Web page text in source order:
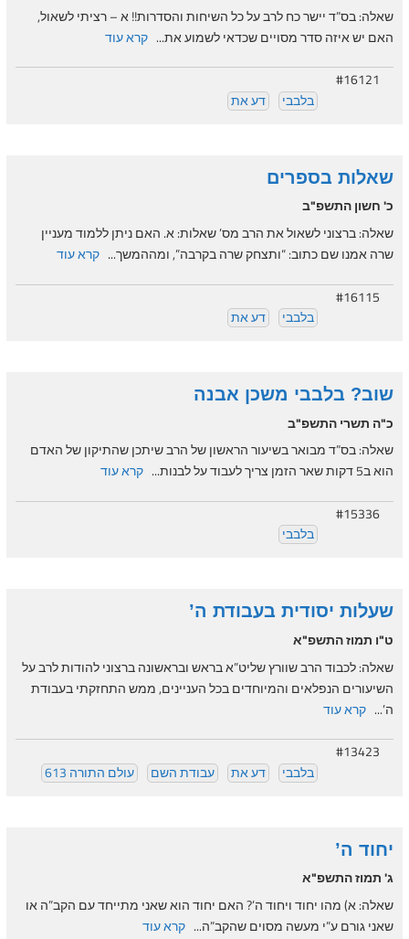
שאלה: בס”ד יישר כח לרב על כל השיחות והסדרות!! א – רציתי לשאול,
האם יש איזה סדר מסויים שכדאי לשמוע את... קרא עוד
#16121
בלבבי
דע את
שאלות בספרים
כ' חשון התשפ"ב
שאלה: ברצוני לשאול את הרב מס’ שאלות: א. האם ניתן ללמוד מעניין
שרה אמנו שם כתוב: “ותצחק שרה בקרבה”, ומההמשך... קרא עוד
#16115
בלבבי
דע את
שוב? בלבבי משכן אבנה
כ"ה תשרי התשפ"ב
שאלה: בס”ד מבואר בשיעור הראשון של הרב שיתכן שהתיקון של האדם
הוא ב5 דקות שאר הזמן צריך לעבוד על לבנות...
קרא עוד
#15336
בלבבי
שעלות יסודית בעבודת ה’
ט"ו תמוז התשפ"א
שאלה: לכבוד הרב שוורץ שליט”א בראש ובראשונה ברצוני להודות לרב על
השיעורים הנפלאים והמיוחדים בכל העניינים, ממש התחזקתי בעבודת
ה’... קרא עוד
#13423
בלבבי
דע את עבודת השם עולם התורה 613
יחוד ה’
ג' תמוז התשפ"א
שאלה: א) מהו יחוד ויחוד ה’? האם יחוד הוא שאני מתייחד עם הקב”ה או
שאני גורם ע”י מעשה מסוים שהקב”ה... קרא עוד